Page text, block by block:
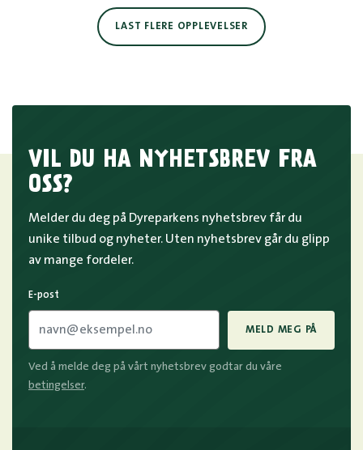
LAST FLERE OPPLEVELSER
VIL DU HA NYHETSBREV FRA
OSS?
Melder du deg på Dyreparkens nyhetsbrev får du
unike tilbud og nyheter. Uten nyhetsbrev går du glipp
av mange fordeler.
E-post
MELD MEG PÅ
Ved å melde deg på vårt nyhetsbrev godtar du våre
betingelser.